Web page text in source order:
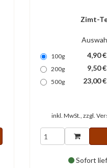
Zimt-
100g 4,90 €
200g
9,50 €
500g
23,00 €
inkl. MwSt., zzgl.
Sofort